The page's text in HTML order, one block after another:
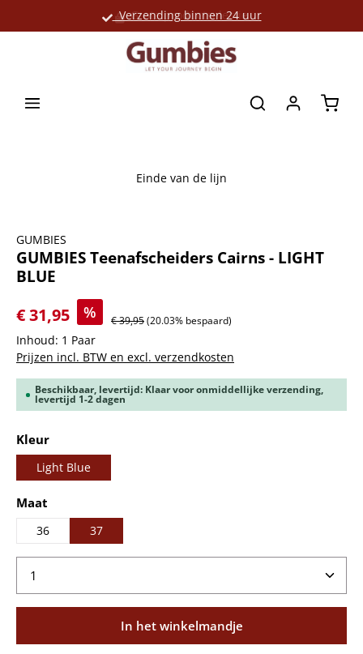
Verzending binnen 24 uur
Grote productselectie
Einde van de lijn
GUMBIES
GUMBIES Teenafscheiders Cairns - LIGHT
BLUE
€ 31,95
% € 39,95(20.03% bespaard)
Inhoud: 1 Paar
Prijzen incl. BTW en excl. verzendkosten
Beschikbaar, levertijd: Klaar voor onmiddellijke verzending,
levertijd 1-2 dagen
Selecteer
Kleur
Light Blue
Selecteer
Maat
36 37
Producthoeveelheid: Voer de gewenste
In het winkelmandje